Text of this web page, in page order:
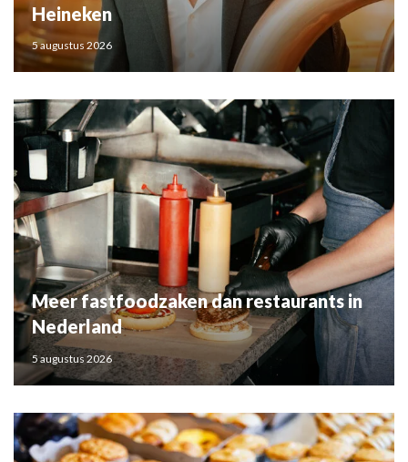
Heineken
5 augustus 2026
Meer fastfoodzaken dan restaurants in
Nederland
5 augustus 2026